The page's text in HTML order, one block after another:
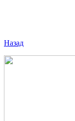
Назад